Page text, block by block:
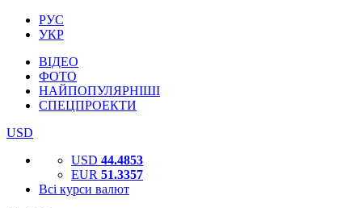
РУС
УКР
ВІДЕО
ФОТО
НАЙПОПУЛЯРНІШІ
СПЕЦПРОЕКТИ
USD
USD 44.4853
EUR 51.3357
Всі курси валют